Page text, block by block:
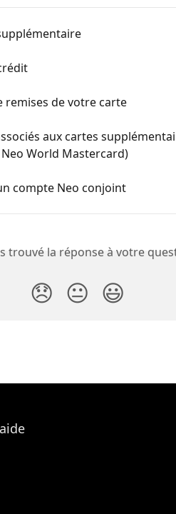
remises de votre carte
aux cartes
World Mastercard)
compte Neo conjoint
trouvé la réponse à votre
😞 😐 😃